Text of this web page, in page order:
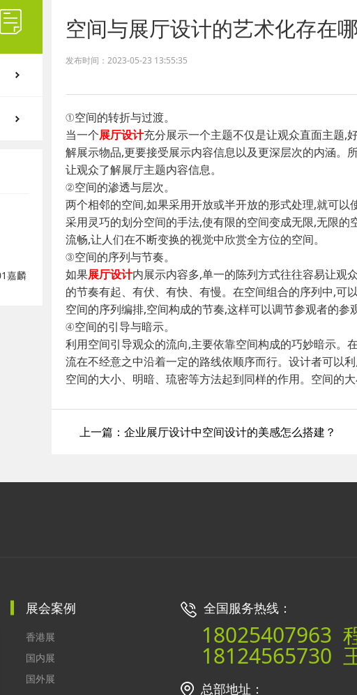
嘉麟
空间与展厅设计的艺术化存在
发布时间：2023-05-23 13:55:35
①空间的转折与过渡。
当一个展厅设计充分展示一个主题不仅是让观众直面主题,
解展示物品,更要接受展示内容信息以及更深层次的内涵。
让观众了解展厅主题内容信息。
②空间的渗透与层次。
两个相邻的空间,如果采用开放或半开放的形式处理,就可以
采用灵巧的划分空间的手法,使有限的空间变成无限,无限
流畅,让人们在不断变换的视觉中欣赏全方位的空间。
③空间的序列与节奏。
如果展厅设计内展示内容多,单一的陈列方式往往容易让观
的节奏有起、有伏、有快、有慢。在空间组合的序列中,可
空间的序列编排,空间构成的节奏,这样可以调节参观者的
④空间的引导与暗示。
利用空间引导观众的流向,主要依靠空间构成的巧妙暗示。
流在不经意之中沿着一定的路线依顺序而行。设计者可以
空间的大小、明暗、琉密等方法起到同样的作用。空间的
上一篇：企业展厅设计中空间设计的美感怎么搭建？
展会案例
香港展
国内展
国外展
全国服务热线：
18025407963
18124565730
总部地址：